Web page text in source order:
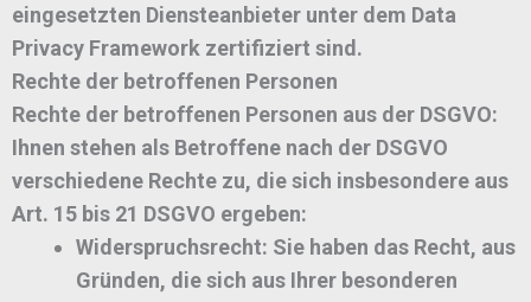
eingesetzten Diensteanbieter unter dem Data
Privacy Framework zertifiziert sind.
Rechte der betroffenen Personen
Rechte der betroffenen Personen aus der DSGVO:
Ihnen stehen als Betroffene nach der DSGVO
verschiedene Rechte zu, die sich insbesondere aus
Art. 15 bis 21 DSGVO ergeben:
Widerspruchsrecht: Sie haben das Recht, aus
Gründen, die sich aus Ihrer besonderen